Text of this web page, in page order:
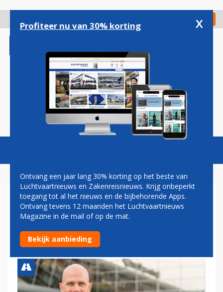
gaan
Check in
Magazine Podcasts Vacatures
EINDHOVEN AIRPORT HIELD
IN RECORDJAAR RUIM 19
MILJOEN EURO OVER
Profiteer nu van 30% korting x
Ontvang een jaar lang 30% korting op het beste van
Luchtvaartnieuws en Zakenreisnieuws. Krijg onbeperkt
toegang tot al het nieuws en de bijbehorende Apps.
Ontvang tevens 12 maanden het Luchtvaartnieuws
Magazine in de mail of op de mat.
Bekijk aanbieding